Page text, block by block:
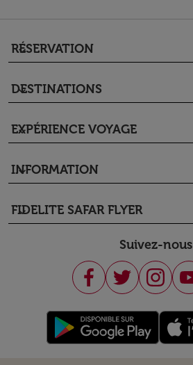
RÉSERVATION
keyboard_arrow_down
DESTINATIONS
keyboard_arrow_down
EXPÉRIENCE VOYAGE
keyboard_arrow_down
INFORMATION
keyboard_arrow_down
FIDELITE SAFAR FLYER
keyboard_arrow_down
Suivez-nous